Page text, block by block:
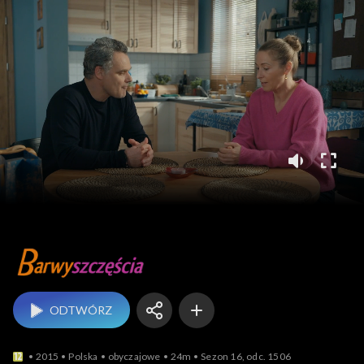
Barwy szczęścia
ODTWÓRZ
2015 Polska obyczajowe 24m Sezon 16, odc. 1506